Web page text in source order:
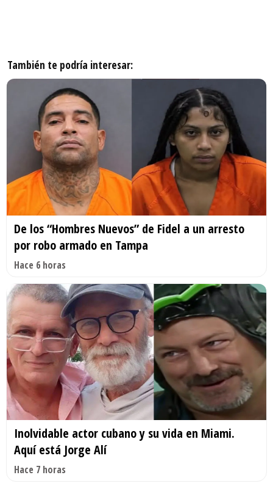
También te podría interesar:
De los “Hombres Nuevos” de Fidel a un arresto
por robo armado en Tampa
Hace 6 horas
Inolvidable actor cubano y su vida en Miami.
Aquí está Jorge Alí
Hace 7 horas